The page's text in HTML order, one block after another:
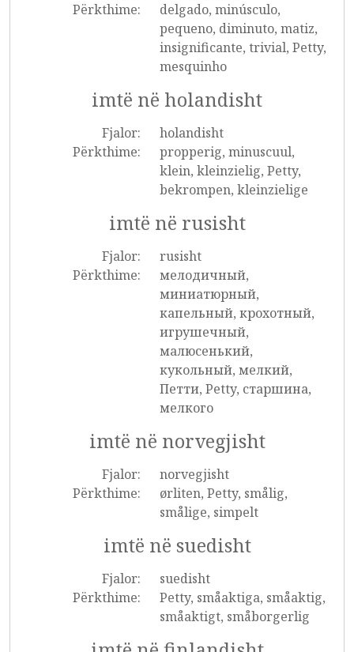
Përkthime:
delgado, minúsculo,
pequeno, diminuto, matiz,
insignificante, trivial, Petty,
mesquinho
imtë në holandisht
Fjalor:
holandisht
Përkthime:
propperig, minuscuul,
klein, kleinzielig, Petty,
bekrompen, kleinzielige
imtë në rusisht
Fjalor:
rusisht
Përkthime:
мелодичный,
миниатюрный,
капельный, крохотный,
игрушечный,
малюсенький,
кукольный, мелкий,
Петти, Petty, старшина,
мелкого
imtë në norvegjisht
Fjalor:
norvegjisht
Përkthime:
ørliten, Petty, smålig,
smålige, simpelt
imtë në suedisht
Fjalor:
suedisht
Përkthime:
Petty, småaktiga, småaktig,
småaktigt, småborgerlig